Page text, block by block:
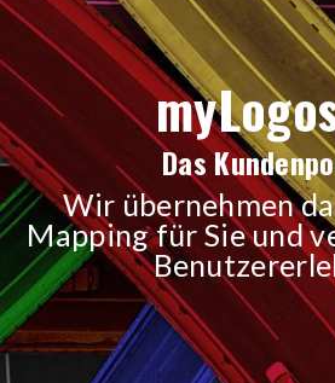
Das
Wir übernehmen
Mapping für Sie und